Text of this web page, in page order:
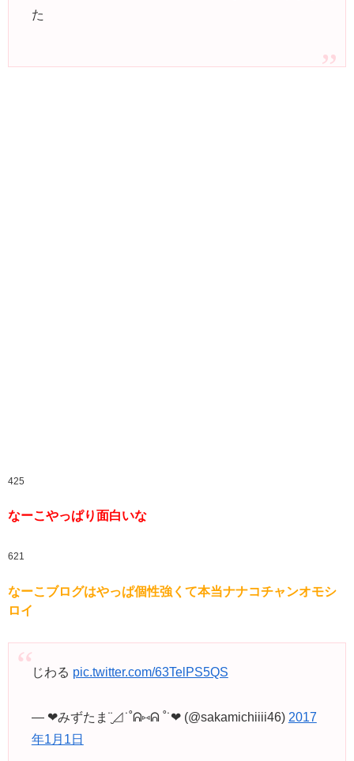
た
425
なーこやっぱり面白いな
621
なーこブログはやっぱ個性強くて本当ナナコチャンオモシ
ロイ
じわる pic.twitter.com/63TelPS5QS
— ❤︎みずたま¨̮⊿˙˚ᕱ⑅ᕱ ˚˙❤︎ (@sakamichiiii46) 2017
年1月1日